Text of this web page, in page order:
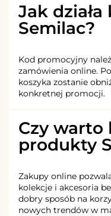
Jak
Semilac?
Kod promocyjny
zamówienia online.
koszyka zostanie
konkretnej promocji.
Czy warto
produkty
Zakupy online
kolekcje i akcesoria
dobry sposób na
nowych trendów w